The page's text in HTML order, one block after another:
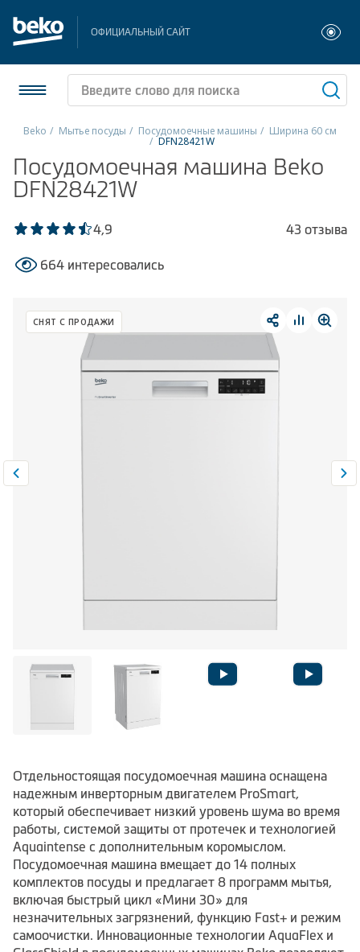
ОФИЦИАЛЬНЫЙ САЙТ
Холодильники и морозильники
Стиральные и сушильные машины
Посудомоечные машины
Плиты
Малая бытовая техника
Климатическая техника
Beko Мытье посуды Посудомоечные машины Ширина 60 см
DFN28421W
Посудомоечная машина Beko
DFN28421W
4,9 43 отзыва
664 интересовались
СНЯТ С ПРОДАЖИ
Отдельностоящая посудомоечная машина оснащена
надежным инверторным двигателем ProSmart,
который обеспечивает низкий уровень шума во время
работы, системой защиты от протечек и технологией
Aquaintense с дополнительным коромыслом.
Посудомоечная машина вмещает до 14 полных
комплектов посуды и предлагает 8 программ мытья,
включая быстрый цикл «Мини 30» для
незначительных загрязнений, функцию Fast+ и режим
самоочистки. Инновационные технологии AquaFlex и